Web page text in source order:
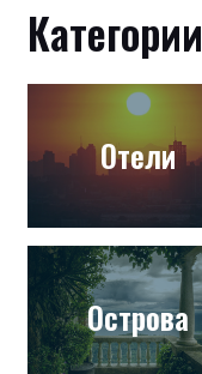
Категории
Отели
Острова